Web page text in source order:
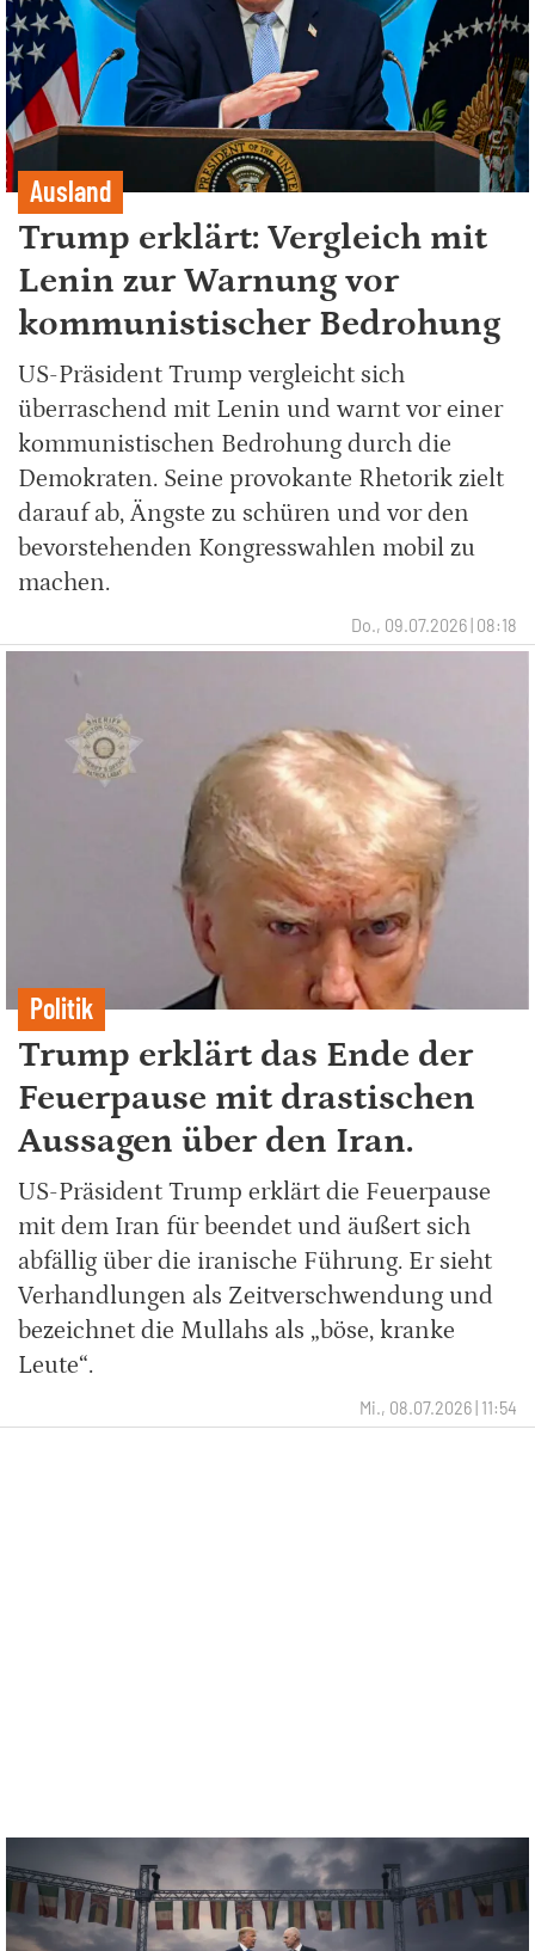
Ausland
Trump erklärt: Vergleich mit
Lenin zur Warnung vor
kommunistischer Bedrohung
US-Präsident Trump vergleicht sich
überraschend mit Lenin und warnt vor einer
kommunistischen Bedrohung durch die
Demokraten. Seine provokante Rhetorik zielt
darauf ab, Ängste zu schüren und vor den
bevorstehenden Kongresswahlen mobil zu
machen.
Do., 09.07.2026 | 08:18
Politik
Trump erklärt das Ende der
Feuerpause mit drastischen
Aussagen über den Iran.
US-Präsident Trump erklärt die Feuerpause
mit dem Iran für beendet und äußert sich
abfällig über die iranische Führung. Er sieht
Verhandlungen als Zeitverschwendung und
bezeichnet die Mullahs als „böse, kranke
Leute“.
Mi., 08.07.2026 | 11:54